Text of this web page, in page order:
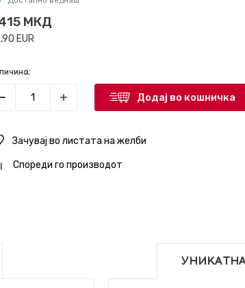
МКД
EUR
Додај во кошничка
Зачувај во листата на желби
Спореди го производот